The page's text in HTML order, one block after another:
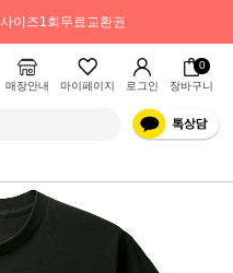
사이즈1회무료교환권
매장안내 마이페이지 로그인
0
장바구니